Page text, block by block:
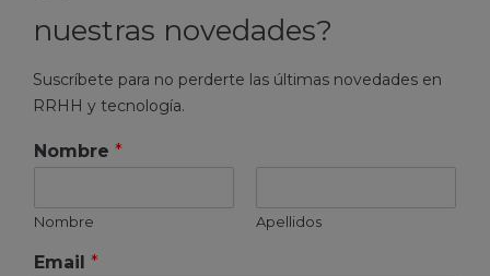
nuestras novedades?
Suscríbete para no perderte las últimas novedades en
RRHH y tecnología.
Nombre *
Nombre Apellidos
Email *